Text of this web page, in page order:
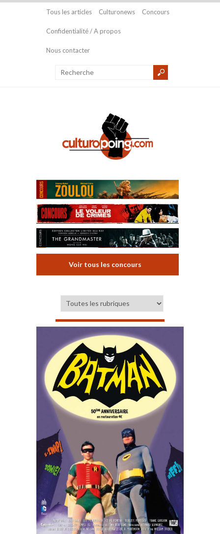
Tous les articles Culturonews Concours
Confidentialité / A propos
Nous contacter
Voir tous les concours